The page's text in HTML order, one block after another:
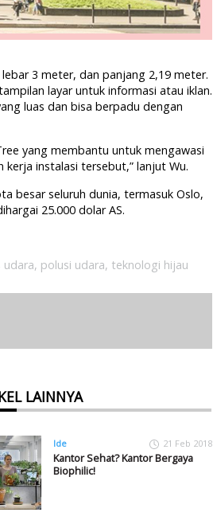
3 meter, dan panjang 2,19 meter.
layar untuk informasi atau iklan.
luas dan bisa berpadu dengan
yang membantu untuk mengawasi
instalasi tersebut,” lanjut Wu.
besar seluruh dunia, termasuk Oslo,
25.000 dolar AS.
udara, polusi udara, teknologi hijau
LAINNYA
Ide 21 Feb 2018
Kantor Sehat? Kantor Bergaya
Biophilic!